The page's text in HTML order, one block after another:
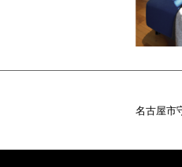
名古屋市